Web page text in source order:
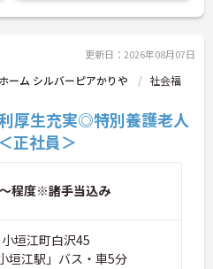
更新日：2026年08月07日
ーム シルバーピアかりや
社会福
厚生充実◎特別養護老人
正社員＞
～程度※諸手当込み
垣江町白沢45
垣江駅」バス・車5分